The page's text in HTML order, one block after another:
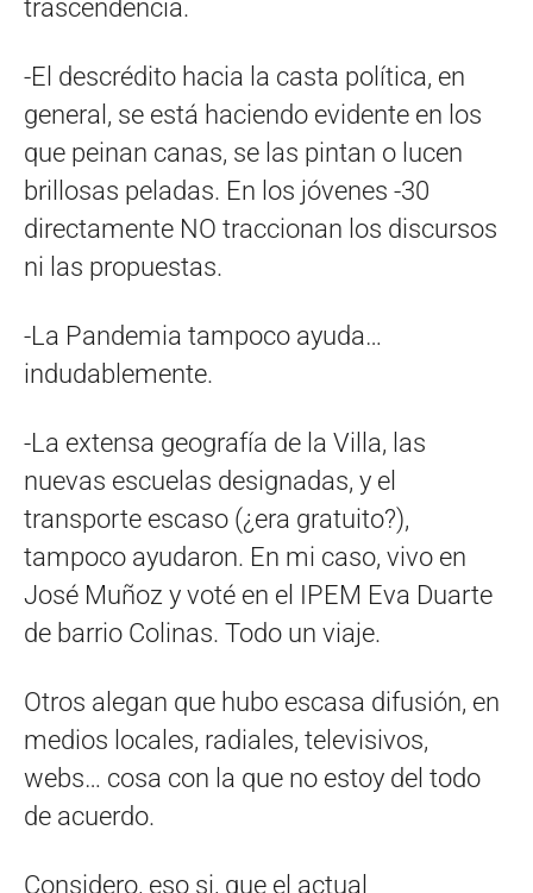
trascendencia.
-El descrédito hacia la casta política, en
general, se está haciendo evidente en los
que peinan canas, se las pintan o lucen
brillosas peladas. En los jóvenes -30
directamente NO traccionan los discursos
ni las propuestas.
-La Pandemia tampoco ayuda…
indudablemente.
-La extensa geografía de la Villa, las
nuevas escuelas designadas, y el
transporte escaso (¿era gratuito?),
tampoco ayudaron. En mi caso, vivo en
José Muñoz y voté en el IPEM Eva Duarte
de barrio Colinas. Todo un viaje.
Otros alegan que hubo escasa difusión, en
medios locales, radiales, televisivos,
webs… cosa con la que no estoy del todo
de acuerdo.
Considero, eso si, que el actual